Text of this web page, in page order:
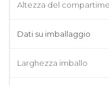
Altezza del
Dati su imballaggio
Larghezza imballo